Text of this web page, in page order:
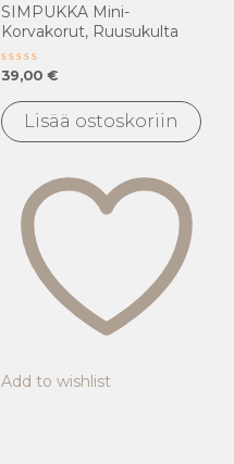
SIMPUKKA Mini-
Korvakorut, Ruusukulta
Arvostelu
tuotteesta:
/
5
39,00 €
Lisää ostoskoriin
Add to wishlist